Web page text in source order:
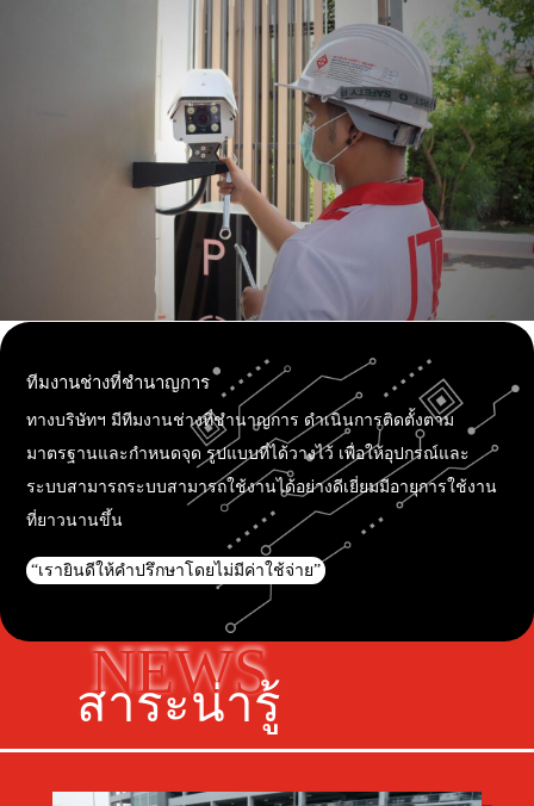
ทีมงานช่างที่ชำนาญการ
ทางบริษัทฯ มีทีมงานช่างที่ชำนาญการ ดำเนินการติดตั้งตาม
มาตรฐานและกำหนดจุด รูปแบบที่ได้วางไว้ เพื่อให้อุปกรณ์และ
ระบบสามารถระบบสามารถใช้งานได้อย่างดีเยี่ยมมีอายุการใช้งาน
ที่ยาวนานขึ้น
“เรายินดีให้คำปรึกษาโดยไม่มีค่าใช้จ่าย”
NEWS
สาระน่ารู้